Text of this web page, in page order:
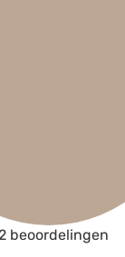
beoordelingen